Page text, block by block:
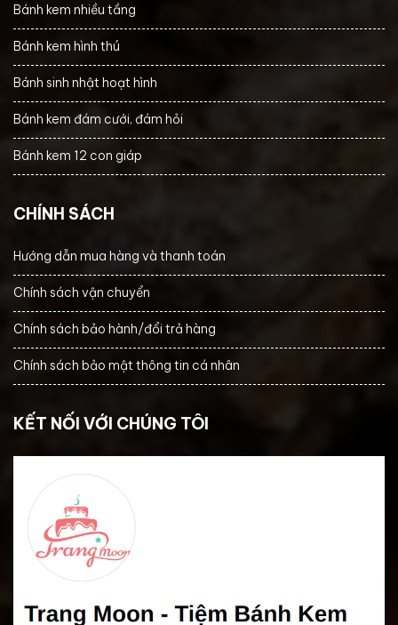
Bánh kem nhiều tầng
Bánh kem hình thú
Bánh sinh nhật hoạt hình
Bánh kem đám cưới, đám hỏi
Bánh kem 12 con giáp
CHÍNH SÁCH
Hướng dẫn mua hàng và thanh toán
Chính sách vận chuyển
Chính sách bảo hành/đổi trả hàng
Chính sách bảo mật thông tin cá nhân
KẾT NỐI VỚI CHÚNG TÔI